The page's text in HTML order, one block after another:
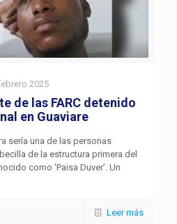
2025
de las FARC detenido
en Guaviare
sería una de las personas
de la estructura primera del
como ‘Paisa Duver’. Un
Leer más